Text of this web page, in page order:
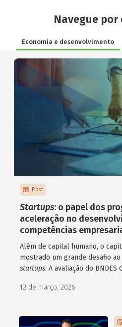
Navegue
Economia e desenvolvimento
Post
Startups: o papel dos
aceleração no
competências
Além de capital humano, o
mostrado um grande desafio
startups. A avaliação do BNDES
superação desse desafio.
12 de março, 2026